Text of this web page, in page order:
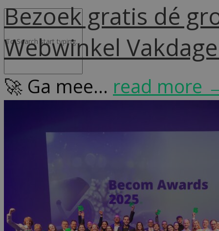
Bezoek gratis dé
Webwinkel
🚀 Ga mee... read more